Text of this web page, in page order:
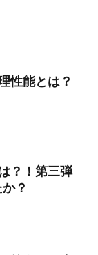
性能とは？
？！第三弾
？